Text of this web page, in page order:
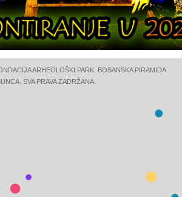
ARHEOLOŠKI PARK: BOSANSKA PIRAMIDA
SVA PRAVA ZADRŽANA.